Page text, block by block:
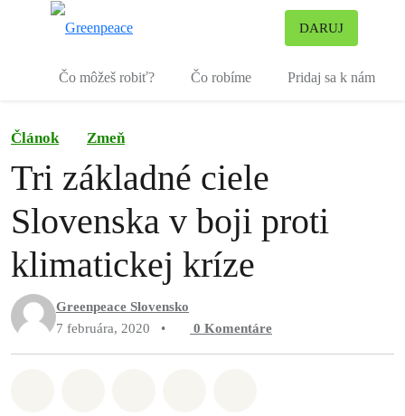
DARUJ
Čo môžeš robiť? Čo robíme Pridaj sa k nám
Článok Zmeň
Tri základné ciele
Slovenska v boji proti
klimatickej kríze
Greenpeace Slovensko
7 februára, 2020
• 0 Komentáre